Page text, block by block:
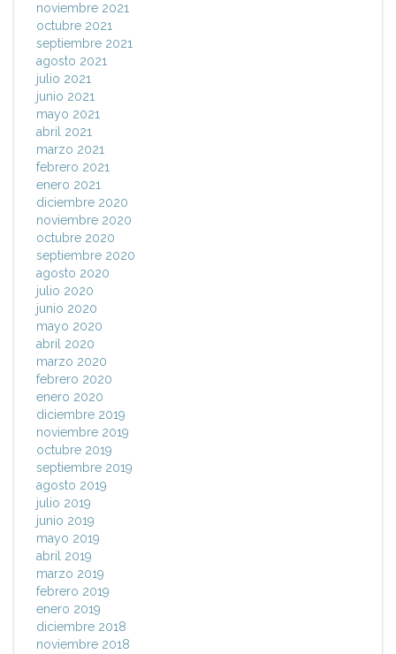
noviembre 2021
octubre 2021
septiembre 2021
agosto 2021
julio 2021
junio 2021
mayo 2021
abril 2021
marzo 2021
febrero 2021
enero 2021
diciembre 2020
noviembre 2020
octubre 2020
septiembre 2020
agosto 2020
julio 2020
junio 2020
mayo 2020
abril 2020
marzo 2020
febrero 2020
enero 2020
diciembre 2019
noviembre 2019
octubre 2019
septiembre 2019
agosto 2019
julio 2019
junio 2019
mayo 2019
abril 2019
marzo 2019
febrero 2019
enero 2019
diciembre 2018
noviembre 2018